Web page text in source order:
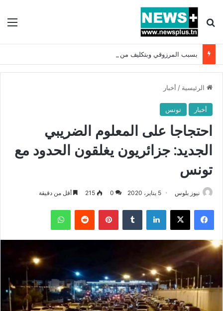
بحث عن
الرئيسية / أخبار
أخبار تونس
احتجاجا على المعلوم الضريبي
الجديد: جزائريون يغلقون الحدود مع
تونس
نيوز بلوس 5 يناير، 2020 0
215 أقل من دقيقة
فيسبوك X لينكدإن بينتيريست واتساب